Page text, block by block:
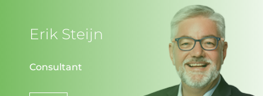
Erik Steijn
Consultant